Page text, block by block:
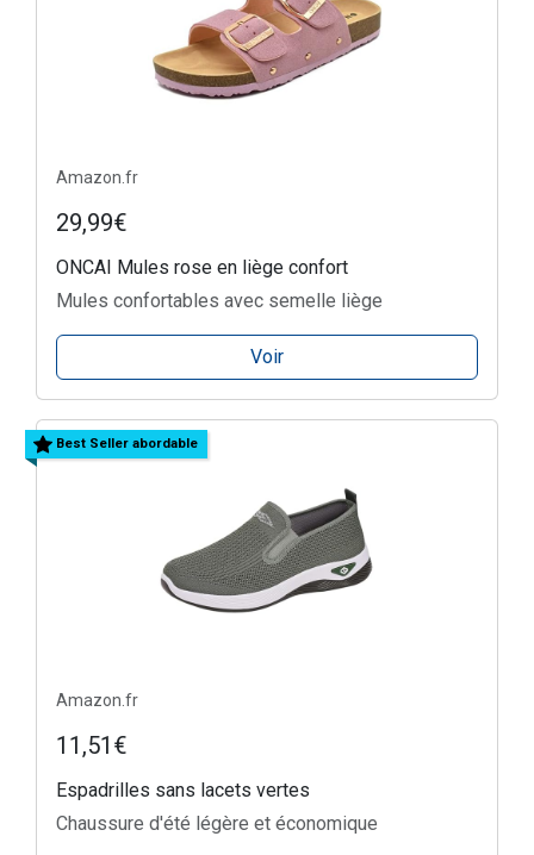
Amazon.fr
29,99€
ONCAI Mules rose en liège confort
Mules confortables avec semelle liège
Voir
Best Seller abordable
Amazon.fr
11,51€
Espadrilles sans lacets vertes
Chaussure d'été légère et économique